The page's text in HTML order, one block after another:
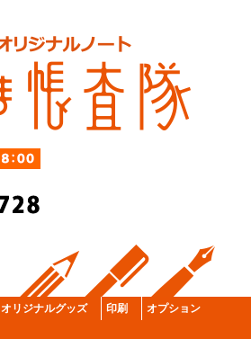
オリジナルグッズ 印刷
オプション